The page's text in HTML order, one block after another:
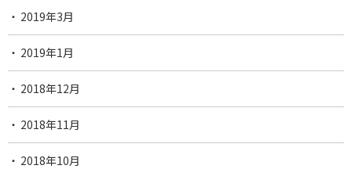
2019年3月
2019年1月
2018年12月
2018年11月
2018年10月